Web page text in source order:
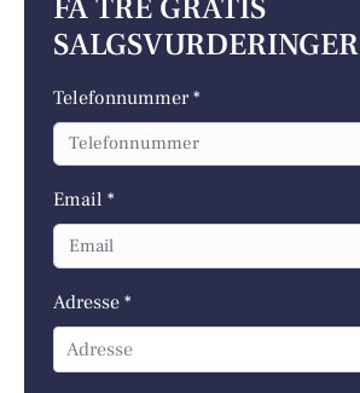
FÅ TRE GRATIS
SALGSVURDERINGER
Telefonnummer *
Email *
Adresse *
Adresse